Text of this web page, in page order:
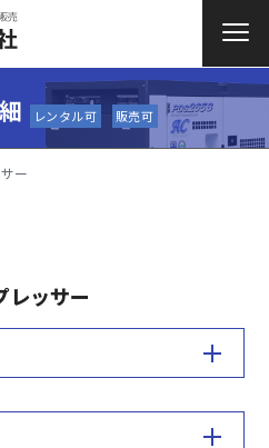
レンタル可 販売可
ー
レッサー